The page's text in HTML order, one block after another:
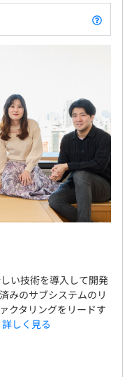
い技術を導入して開発
みのサブシステムのリ
クタリングをリードす
詳しく見る